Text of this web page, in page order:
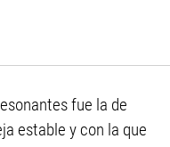
fue la de
estable y con la que